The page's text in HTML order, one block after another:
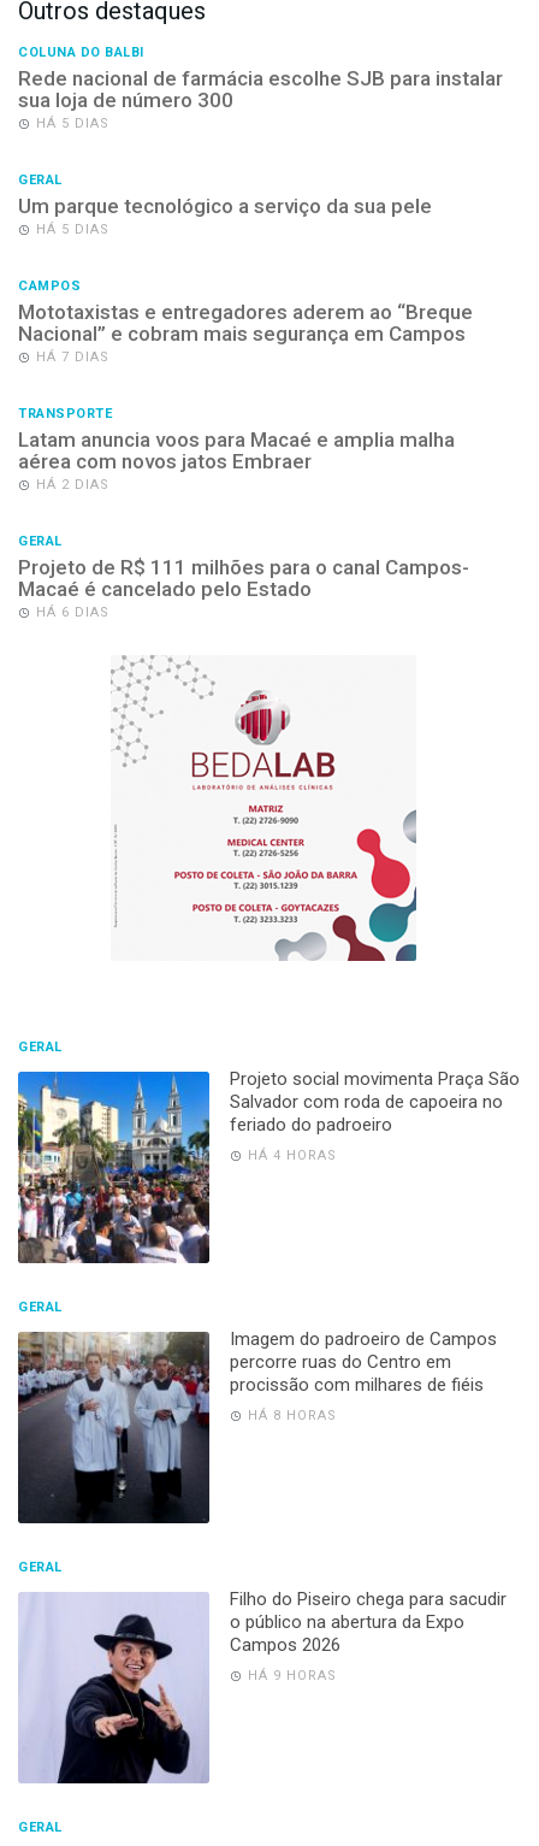
Outros destaques
COLUNA DO BALBI
Rede nacional de farmácia escolhe SJB para instalar
sua loja de número 300
HÁ 5 DIAS
GERAL
Um parque tecnológico a serviço da sua pele
HÁ 5 DIAS
CAMPOS
Mototaxistas e entregadores aderem ao “Breque
Nacional” e cobram mais segurança em Campos
HÁ 7 DIAS
TRANSPORTE
Latam anuncia voos para Macaé e amplia malha
aérea com novos jatos Embraer
HÁ 2 DIAS
GERAL
Projeto de R$ 111 milhões para o canal Campos-
Macaé é cancelado pelo Estado
HÁ 6 DIAS
GERAL
Projeto social movimenta Praça São
Salvador com roda de capoeira no
feriado do padroeiro
HÁ 4 HORAS
GERAL
Imagem do padroeiro de Campos
percorre ruas do Centro em
procissão com milhares de fiéis
HÁ 8 HORAS
GERAL
Filho do Piseiro chega para sacudir
o público na abertura da Expo
Campos 2026
HÁ 9 HORAS
GERAL